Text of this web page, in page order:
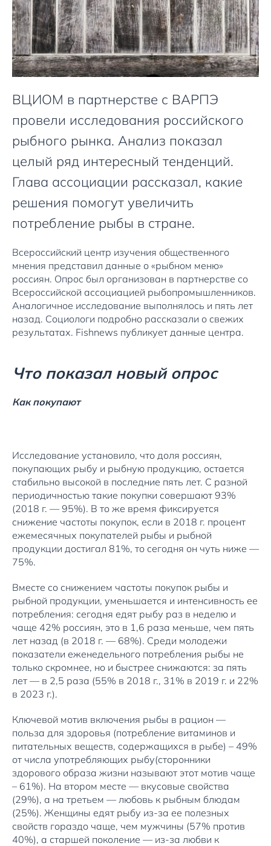
ВЦИОМ в партнерстве с ВАРПЭ
провели исследования российского
рыбного рынка. Анализ показал
целый ряд интересный тенденций.
Глава ассоциации рассказал, какие
решения помогут увеличить
потребление рыбы в стране.
Всероссийский центр изучения общественного
мнения представил данные о «рыбном меню»
россиян. Опрос был организован в партнерстве со
Всероссийской ассоциацией рыбопромышленников.
Аналогичное исследование выполнялось и пять лет
назад. Социологи подробно рассказали о свежих
результатах. Fishnews публикует данные центра.
Что показал новый опрос
Как покупают
Исследование установило, что доля россиян,
покупающих рыбу и рыбную продукцию, остается
стабильно высокой в последние пять лет. С разной
периодичностью такие покупки совершают 93%
(2018 г. — 95%). В то же время фиксируется
снижение частоты покупок, если в 2018 г. процент
ежемесячных покупателей рыбы и рыбной
продукции достигал 81%, то сегодня он чуть ниже —
75%.
Вместе со снижением частоты покупок рыбы и
рыбной продукции, уменьшается и интенсивность ее
потребления: сегодня едят рыбу раз в неделю и
чаще 42% россиян, это в 1,6 раза меньше, чем пять
лет назад (в 2018 г. — 68%). Среди молодежи
показатели еженедельного потребления рыбы не
только скромнее, но и быстрее снижаются: за пять
лет — в 2,5 раза (55% в 2018 г., 31% в 2019 г. и 22%
в 2023 г.).
Ключевой мотив включения рыбы в рацион —
польза для здоровья (потребление витаминов и
питательных веществ, содержащихся в рыбе) – 49%
от числа употребляющих рыбу(сторонники
здорового образа жизни называют этот мотив чаще
– 61%). На втором месте — вкусовые свойства
(29%), а на третьем — любовь к рыбным блюдам
(25%). Женщины едят рыбу из-за ее полезных
свойств гораздо чаще, чем мужчины (57% против
40%), а старшей поколение — из-за любви к